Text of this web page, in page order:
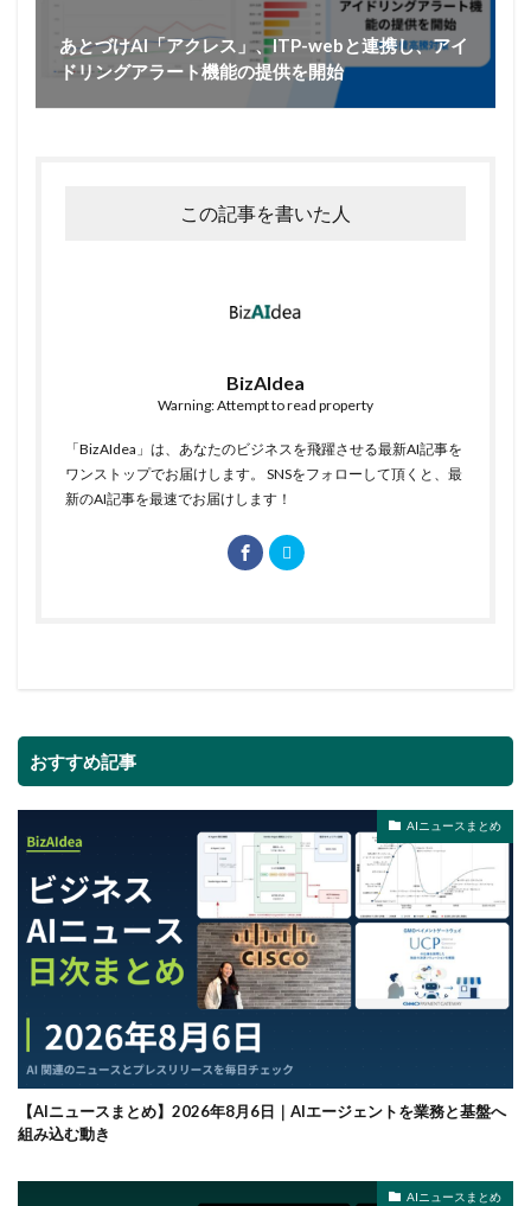
あとづけAI「アクレス」、ITP-webと連携し、アイ
ドリングアラート機能の提供を開始
この記事を書いた人
BizAIdea
Warning: Attempt to read property
「BizAIdea」は、あなたのビジネスを飛躍させる最新AI記事を
ワンストップでお届けします。 SNSをフォローして頂くと、最
新のAI記事を最速でお届けします！
おすすめ記事
AIニュースまとめ
【AIニュースまとめ】2026年8月6日｜AIエージェントを業務と基盤へ
組み込む動き
AIニュースまとめ